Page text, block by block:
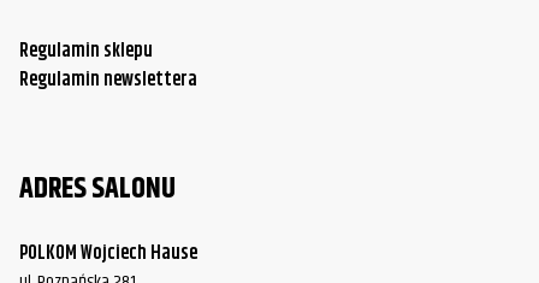
Regulamin sklepu
Regulamin newslettera
ADRES SALONU
POLKOM Wojciech Hause